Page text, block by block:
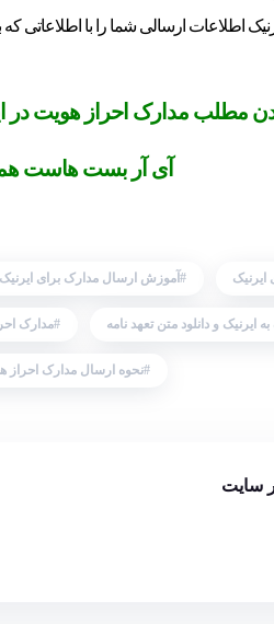
اطلاعات ارسالی شما را با اطلاعاتی
مطلب مدارک احراز هویت در
آی آر بست هاست
آموزش ارسال مدارک برای
ایرنیک و دانلود متن تعهد نامه مدارک
نحوه ارسال مدارک احراز
سایت